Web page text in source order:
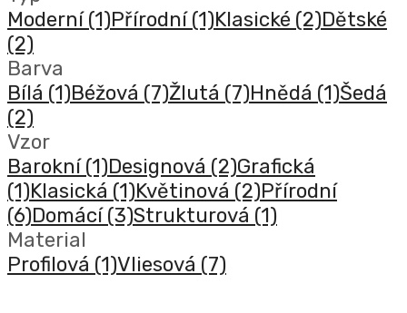
Moderní(1)Přírodní(1)Klasické (2)Dětské
(2)
Barva
Bílá (1)Béžová (7)Žlutá (7)Hnědá (1)Šedá
(2)
Vzor
Barokní(1)Designová (2)Grafická
(1)Klasická (1)Květinová (2)Přírodní
(6)Domácí(3)Strukturová (1)
Material
Profilová (1)Vliesová (7)